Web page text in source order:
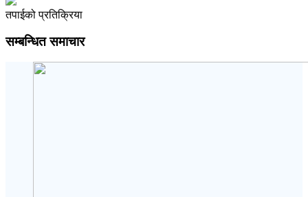
तपाईको प्रतिक्रिया
सम्बन्धित समाचार